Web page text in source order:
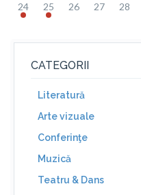
24 25 26 27 28
CATEGORII
Literatură
Arte vizuale
Conferinţe
Muzică
Teatru & Dans